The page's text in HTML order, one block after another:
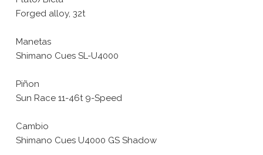
Forged alloy, 32t
Manetas
Shimano Cues SL-U4000
Piñon
Sun Race 11-46t 9-Speed
Cambio
Shimano Cues U4000 GS Shadow